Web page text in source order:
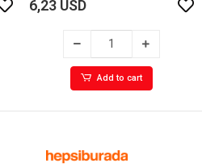
6,23 USD
Add to cart